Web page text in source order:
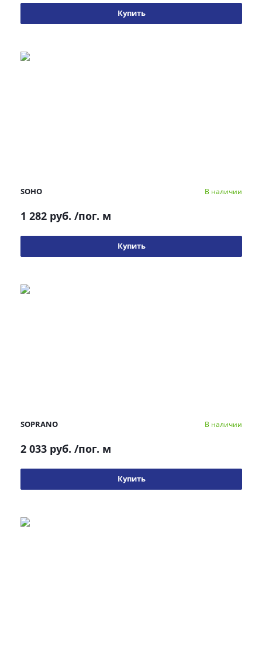
Купить
SOHO В наличии
1 282 руб. /пог. м
Купить
SOPRANO В наличии
2 033 руб. /пог. м
Купить